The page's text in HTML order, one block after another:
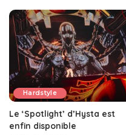
Hardstyle
Le ‘Spotlight’ d’Hysta est
enfin disponible